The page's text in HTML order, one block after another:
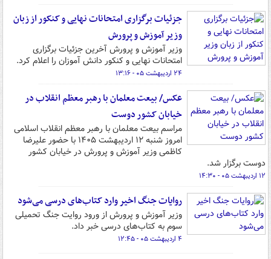
جزئیات برگزاری امتحانات نهایی و کنکور از زبان
وزیر آموزش و پرورش
وزیر آموزش و پرورش آخرین جزئیات برگزاری
امتحانات نهایی و کنکور دانش آموزان را اعلام کرد.
۲۴ اردیبهشت ۰۵ - ۱۳:۱۶
عکس/ بیعت معلمان با رهبر معظم انقلاب در
خیابان کشور دوست
مراسم بیعت معلمان با رهبر معظم انقلاب اسلامی
امروز شنبه ۱۲ اردیبهشت ۱۴۰۵ با حضور علیرضا
کاظمی وزیر آموزش و پرورش در خیابان کشور
دوست برگزار شد.
۱۲ اردیبهشت ۰۵ - ۱۴:۳۰
روایات جنگ اخیر وارد کتاب‌های درسی می‌شود
وزیر آموزش و پرورش از ورود روایت جنگ تحمیلی
سوم به کتاب‌های درسی خبر داد.
۴ اردیبهشت ۰۵ - ۱۲:۴۵